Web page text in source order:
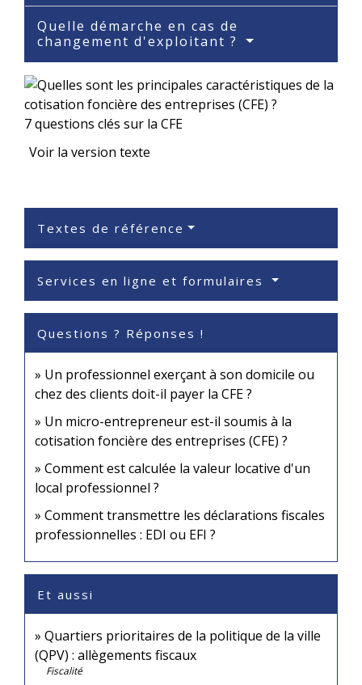
Quelle démarche en cas de
changement d'exploitant ?
7 questions clés sur la CFE
Voir la version texte
Textes de référence
Services en ligne et formulaires
Questions ? Réponses !
Un professionnel exerçant à son domicile ou
chez des clients doit-il payer la CFE ?
Un micro-entrepreneur est-il soumis à la
cotisation foncière des entreprises (CFE) ?
Comment est calculée la valeur locative d'un
local professionnel ?
Comment transmettre les déclarations fiscales
professionnelles : EDI ou EFI ?
Et aussi
Quartiers prioritaires de la politique de la ville
(QPV) : allègements fiscaux
Fiscalité